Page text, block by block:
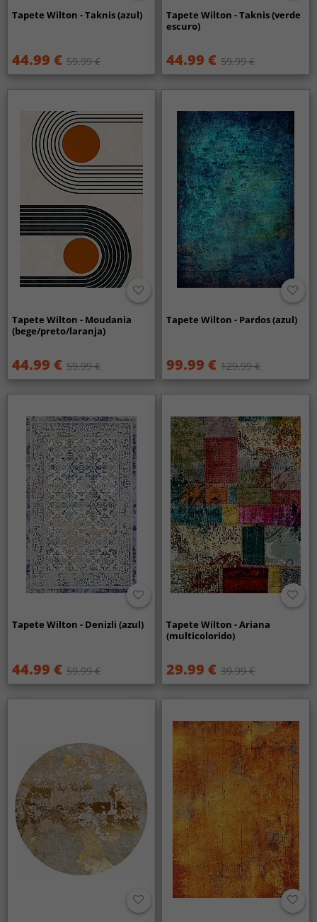
Tapete Wilton - Taknis (azul)
44.99 € 59.99 €
Tapete Wilton - Taknis (verde
escuro)
44.99 € 59.99 €
Tapete Wilton - Moudania
(bege/preto/laranja)
44.99 € 59.99 €
Tapete Wilton - Pardos (azul)
99.99 € 129.99 €
Tapete Wilton - Denizli (azul)
44.99 € 59.99 €
Tapete Wilton - Ariana
(multicolorido)
29.99 € 39.99 €